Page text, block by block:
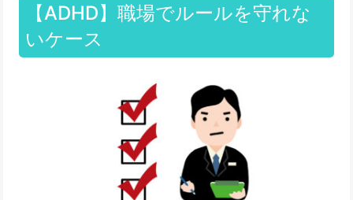
【ADHD】職場でルールを守れな
いケース